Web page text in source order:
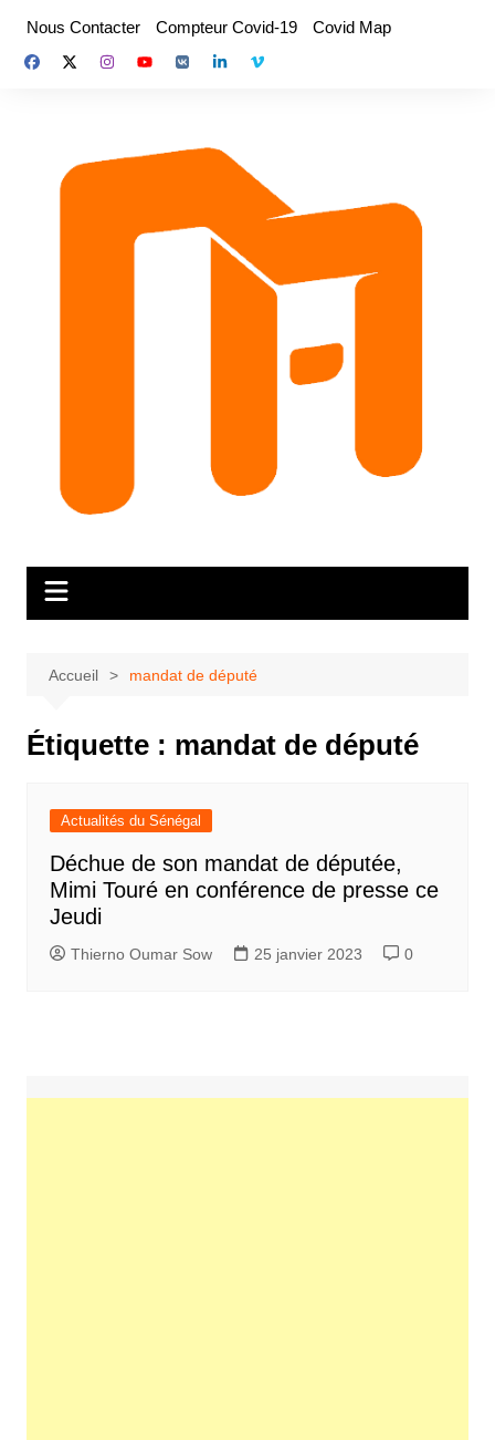
contenu
Nous Contacter Compteur Covid-19 Covid Map
Accueil mandat de député
Étiquette : mandat de député
Actualités du Sénégal
Déchue de son mandat de députée,
Mimi Touré en conférence de presse ce
Jeudi
Thierno Oumar Sow 25 janvier 2023 0